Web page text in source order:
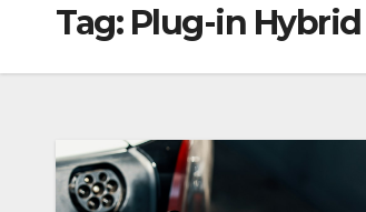
Tag: Plug-in Hybrid